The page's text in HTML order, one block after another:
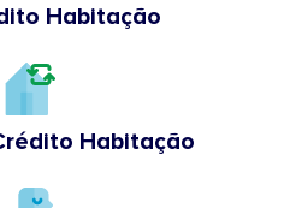
Habitação
Habitação